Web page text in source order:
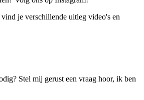
je verschillende uitleg video's en
Stel mij gerust een vraag hoor, ik ben